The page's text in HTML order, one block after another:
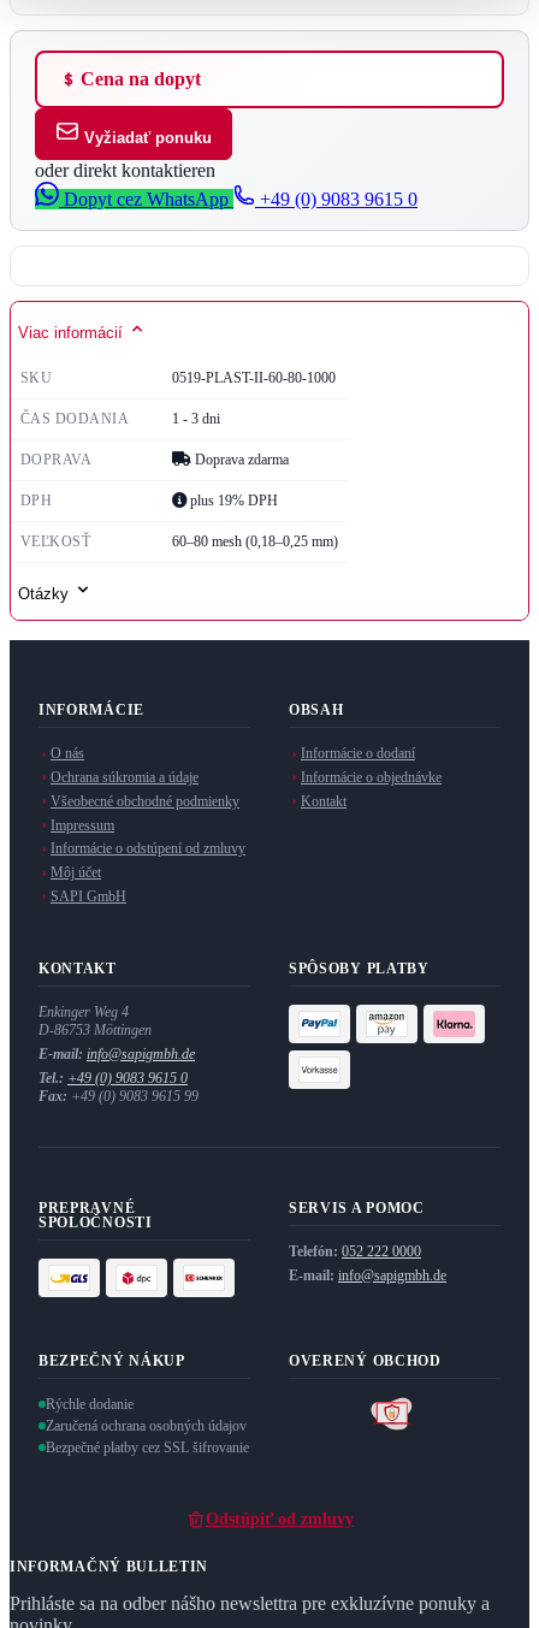
Cena na dopyt
Vyžiadať ponuku
oder direkt kontaktieren
Dopyt cez WhatsApp
+49 (0) 9083 9615 0
Viac informácií
SKU 0519-PLAST-II-60-80-1000
ČAS DODANIA 1 - 3 dni
DOPRAVA Doprava zdarma
DPH plus 19% DPH
VEĽKOSŤ 60–80 mesh (0,18–0,25 mm)
Otázky
INFORMÁCIE
O nás
Ochrana súkromia a údaje
Všeobecné obchodné podmienky
Impressum
Informácie o odstúpení od zmluvy
Môj účet
SAPI GmbH
OBSAH
Informácie o dodaní
Informácie o objednávke
Kontakt
KONTAKT
Enkinger Weg 4
D-86753 Möttingen
E-mail: info@sapigmbh.de
Tel.: +49 (0) 9083 9615 0
Fax: +49 (0) 9083 9615 99
SPÔSOBY PLATBY
PREPRAVNÉ
SPOLOČNOSTI
SERVIS A POMOC
Telefón: 052 222 0000
E-mail: info@sapigmbh.de
BEZPEČNÝ NÁKUP
Rýchle dodanie
Zaručená ochrana osobných údajov
Bezpečné platby cez SSL šifrovanie
OVERENÝ OBCHOD
Odstúpiť od zmluvy
INFORMAČNÝ BULLETIN
Prihláste sa na odber nášho newslettra pre exkluzívne ponuky a